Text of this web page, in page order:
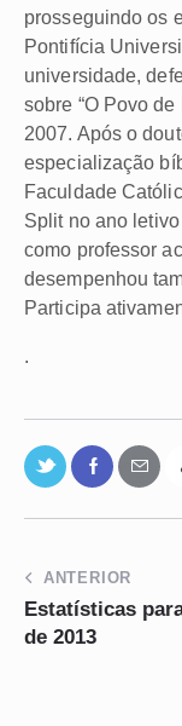
prosseguindo os
Pontifícia
universidade,
sobre “O Povo
2007. Após o
especialização
Faculdade
Split no ano
como professor
desempenhou
Participa
.
ANTERIOR
Estatísticas
de 2013